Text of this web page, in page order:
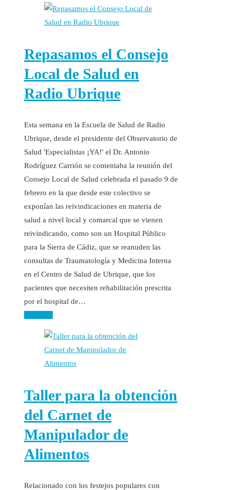
Repasamos el Consejo
Local de Salud en
Radio Ubrique
Esta semana en la Escuela de Salud de Radio
Ubrique, desde el presidente del Observatorio de
Salud 'Especialistas ¡YA!' el Dr. Antonio
Rodríguez Carrión se comentaba la reunión del
Consejo Local de Salud celebrada el pasado 9 de
febrero en la que desde este colectivo se
exponían las reivindicaciones en materia de
salud a nivel local y comarcal que se vienen
reivindicando, como son un Hospital Público
para la Sierra de Cádiz, que se reanuden las
consultas de Traumatología y Medicina Interna
en el Centro de Salud de Ubrique, que los
pacientes que necesiten rehabilitación prescrita
por el hospital de…
Taller para la obtención
del Carnet de
Manipulador de
Alimentos
Relacionado con los festejos populares con